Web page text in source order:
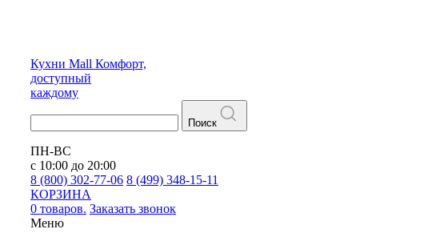
Кухни Mall Комфорт,
доступный
каждому
Поиск
ПН-ВС
с 10:00 до 20:00
8 (800) 302-77-06 8 (499) 348-15-11
КОРЗИНА
0 товаров. Заказать звонок
Меню